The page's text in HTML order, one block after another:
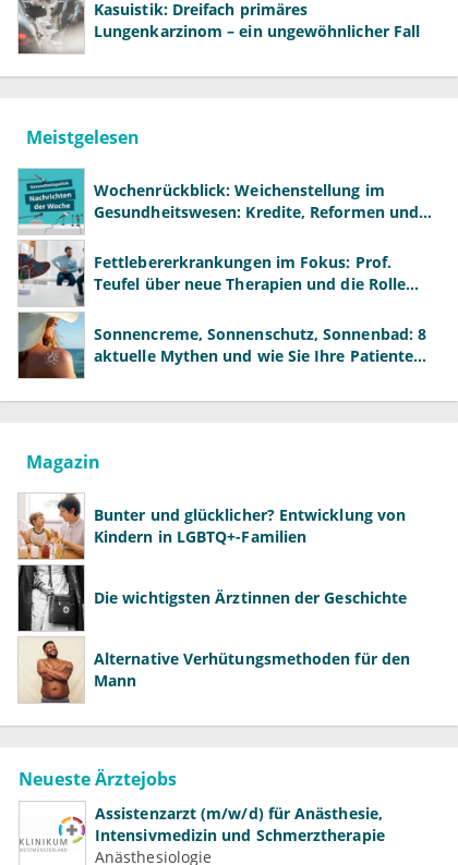
Kasuistik: Dreifach primäres
Lungenkarzinom – ein ungewöhnlicher Fall
Meistgelesen
Wochenrückblick: Weichenstellung im
Gesundheitswesen: Kredite, Reformen und
Fettlebererkrankungen im Fokus: Prof.
Teufel über neue Therapien und die Rolle
Sonnencreme, Sonnenschutz, Sonnenbad: 8
aktuelle Mythen und wie Sie Ihre Patienten
Magazin
Bunter und glücklicher? Entwicklung von
Kindern in LGBTQ+-Familien
Die wichtigsten Ärztinnen der Geschichte
Alternative Verhütungsmethoden für den
Mann
Neueste Ärztejobs
Assistenzarzt (m/w/d) für Anästhesie,
Intensivmedizin und Schmerztherapie
Anästhesiologie